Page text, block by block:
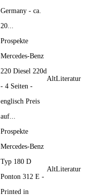
Germany - ca.
20...
Prospekte
Mercedes-Benz
220 Diesel 220d
- 4 Seiten -
englisch Preis
auf...
AltLiteratur
Prospekte
Mercedes-Benz
Typ 180 D
Ponton 312 E -
Printed in
AltLiteratur